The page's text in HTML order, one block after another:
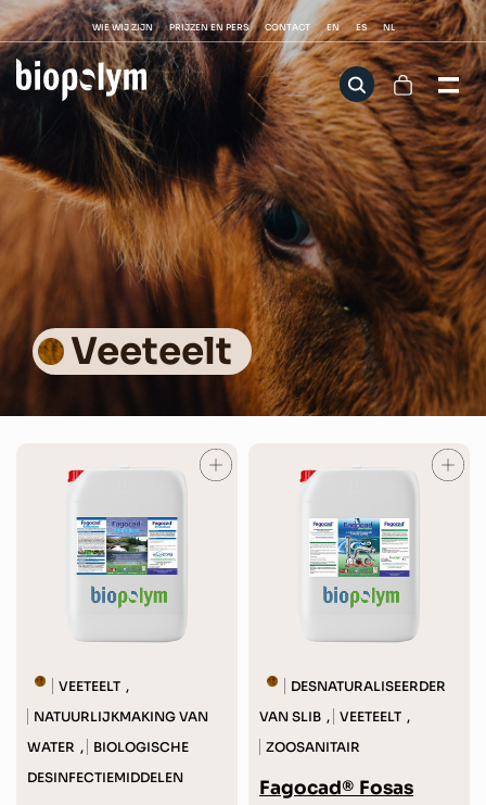
WIE WIJ ZIJN PRIJZEN EN PERS CONTACT EN ES NL
Veeteelt
VEETEELT ,
NATUURLIJKMAKING VAN
WATER ,
BIOLOGISCHE
DESINFECTIEMIDDELEN
DESNATURALISEERDER
VAN SLIB , VEETEELT ,
ZOOSANITAIR
Fagocad® Fosas